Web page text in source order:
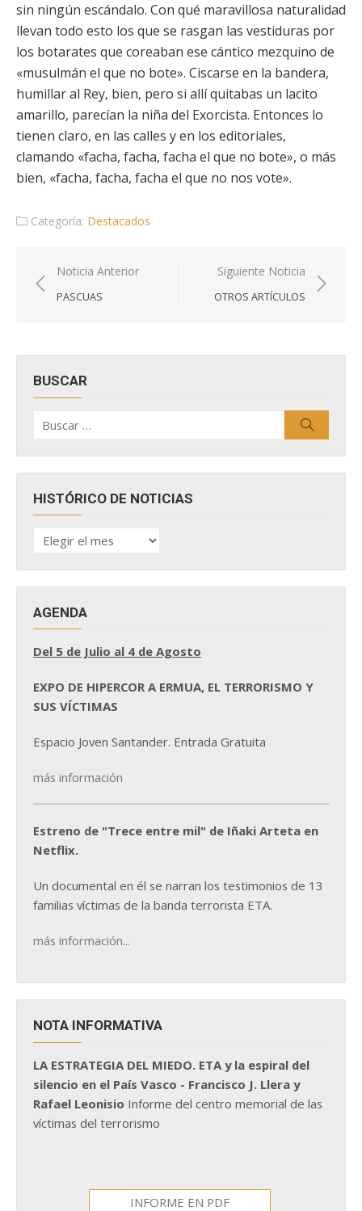
sin ningún escándalo. Con qué maravillosa naturalidad
llevan todo esto los que se rasgan las vestiduras por
los botarates que coreaban ese cántico mezquino de
«musulmán el que no bote». Ciscarse en la bandera,
humillar al Rey, bien, pero si allí quitabas un lacito
amarillo, parecían la niña del Exorcista. Entonces lo
tienen claro, en las calles y en los editoriales,
clamando «facha, facha, facha el que no bote», o más
bien, «facha, facha, facha el que no nos vote».
Categoría: Destacados
Navegación
de
Noticia Anterior
PASCUAS
Siguiente Noticia
OTROS ARTÍCULOS
BUSCAR
por:
HISTÓRICO DE NOTICIAS
HISTÓRICO
DE
AGENDA
Del 5 de Julio al 4 de Agosto
EXPO DE HIPERCOR A ERMUA, EL TERRORISMO Y
SUS VÍCTIMAS
Espacio Joven Santander. Entrada Gratuita
más información
Estreno de "Trece entre mil" de Iñaki Arteta en
Netflix.
Un documental en él se narran los testimonios de 13
familias víctimas de la banda terrorista ETA.
más información...
NOTA INFORMATIVA
LA ESTRATEGIA DEL MIEDO. ETA y la espiral del
silencio en el País Vasco - Francisco J. Llera y
Rafael Leonisio Informe del centro memorial de las
víctimas del terrorismo
INFORME EN PDF